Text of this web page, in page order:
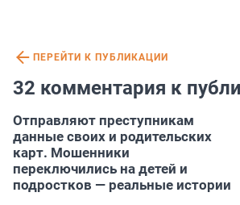
ПЕРЕЙТИ К ПУБЛИКАЦИИ
32 комментария к
Отправляют преступникам
данные своих и родительских
карт. Мошенники
переключились на детей и
подростков — реальные истории